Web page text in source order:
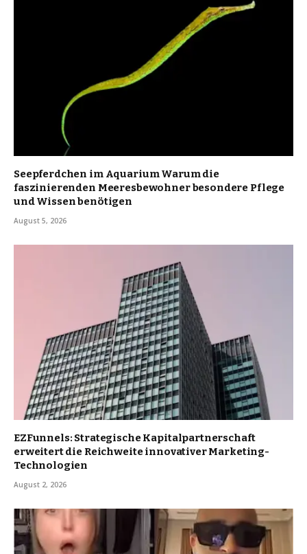
Seepferdchen im Aquarium Warum die
faszinierenden Meeresbewohner besondere Pflege
und Wissen benötigen
August 5, 2026
EZFunnels: Strategische Kapitalpartnerschaft
erweitert die Reichweite innovativer Marketing-
Technologien
August 2, 2026